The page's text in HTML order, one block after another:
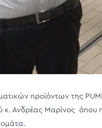
προϊόντων της
κ. Ανδρέας Μαρίνος όπου